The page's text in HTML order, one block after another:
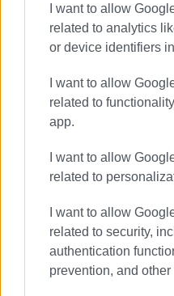
I want to allow
related to analytics
or device identifiers
I want to allow
related to
app.
I want to allow
related to
I want to allow
related to security,
authentication
prevention, and